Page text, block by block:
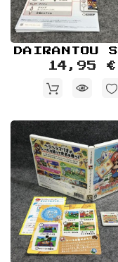
Retro
Informática
Videojuegos
14,95 €